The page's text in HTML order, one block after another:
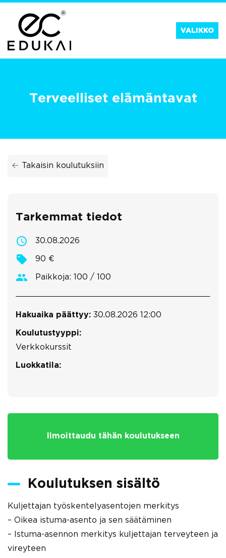
suoraan
sisältöön
VALIKKO
Terveelliset elämäntavat
← Takaisin koulutuksiin
Tarkemmat tiedot
30.08.2026
90 €
Paikkoja: 100 / 100
Hakuaika päättyy: 30.08.2026 12:00
Koulutustyyppi:
Verkkokurssit
Luokkatila:
Ilmoittaudu tähän koulutukseen
Koulutuksen sisältö
Kuljettajan työskentelyasentojen merkitys
– Oikea istuma-asento ja sen säätäminen
– Istuma-asennon merkitys kuljettajan terveyteen ja
vireyteen